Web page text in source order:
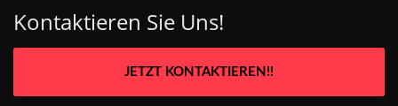
Kontaktieren Sie Uns!
JETZT KONTAKTIEREN!!